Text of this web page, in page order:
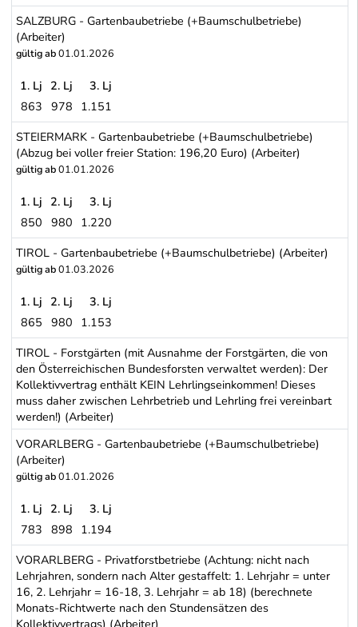
OBERÖSTERREICH - Gartenbaubetriebe (+Baumschulbetriebe)
SALZBURG - Gartenbaubetriebe (+Baumschulbetriebe)
(Arbeiter)
gültig ab01.01.2026
SALZBURG - Gartenbaubetriebe (+Baumschulbetriebe) (Arbeiter)
1. Lj 2. Lj
3. Lj
863 978 1.151
STEIERMARK - Gartenbaubetriebe (+Baumschulbetriebe)
(Abzug bei voller freier Station: 196,20 Euro) (Arbeiter)
gültig ab01.01.2026
STEIERMARK - Gartenbaubetriebe (+Baumschulbetriebe)
1. Lj 2. Lj
3. Lj
850 980 1.220
TIROL - Gartenbaubetriebe (+Baumschulbetriebe) (Arbeiter)
gültig ab01.03.2026
TIROL - Gartenbaubetriebe (+Baumschulbetriebe) (Arbeiter)
1. Lj 2. Lj
3. Lj
865 980 1.153
TIROL - Forstgärten (mit Ausnahme der Forstgärten, die von
den Österreichischen Bundesforsten verwaltet werden): Der
Kollektivvertrag enthält KEIN Lehrlingseinkommen! Dieses
muss daher zwischen Lehrbetrieb und Lehrling frei vereinbart
werden!) (Arbeiter)
VORARLBERG - Gartenbaubetriebe (+Baumschulbetriebe)
(Arbeiter)
gültig ab01.01.2026
VORARLBERG - Gartenbaubetriebe (+Baumschulbetriebe)
1. Lj 2. Lj
3. Lj
783 898 1.194
VORARLBERG - Privatforstbetriebe (Achtung: nicht nach
Lehrjahren, sondern nach Alter gestaffelt: 1. Lehrjahr = unter
16, 2. Lehrjahr = 16-18, 3. Lehrjahr = ab 18) (berechnete
Monats-Richtwerte nach den Stundensätzen des
Kollektivvertrags) (Arbeiter)